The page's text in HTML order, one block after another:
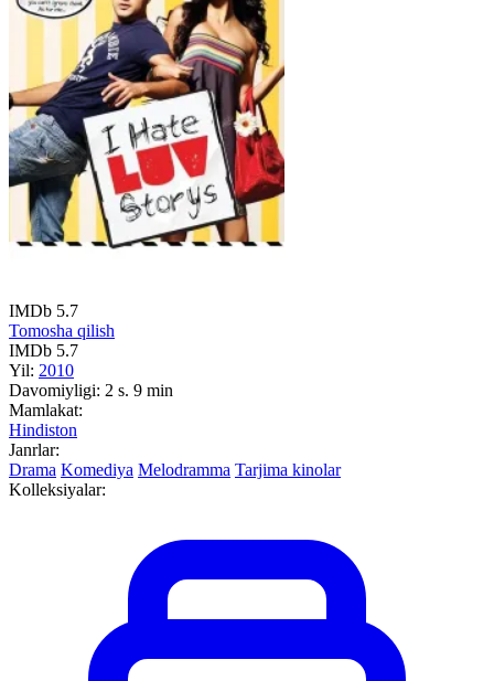
IMDb 5.7
Tomosha qilish
IMDb 5.7
Yil: 2010
Davomiyligi: 2 s. 9 min
Mamlakat:
Hindiston
Janrlar:
Drama Komediya Melodramma Tarjima kinolar
Kolleksiyalar: